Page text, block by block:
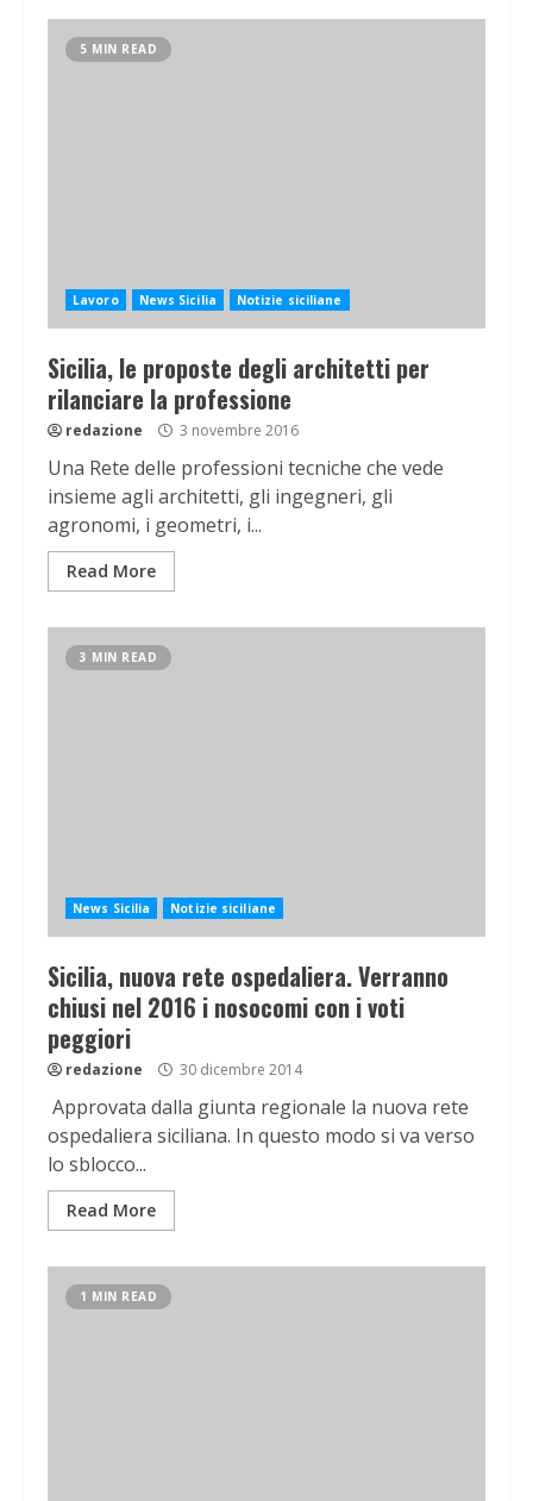
5 MIN READ
Lavoro News Sicilia Notizie siciliane
Sicilia, le proposte degli architetti per
rilanciare la professione
redazione 3 novembre 2016
Una Rete delle professioni tecniche che vede
insieme agli architetti, gli ingegneri, gli
agronomi, i geometri, i...
Read More
3 MIN READ
News Sicilia Notizie siciliane
Sicilia, nuova rete ospedaliera. Verranno
chiusi nel 2016 i nosocomi con i voti
peggiori
redazione 30 dicembre 2014
Approvata dalla giunta regionale la nuova rete
ospedaliera siciliana. In questo modo si va verso
lo sblocco...
Read More
1 MIN READ